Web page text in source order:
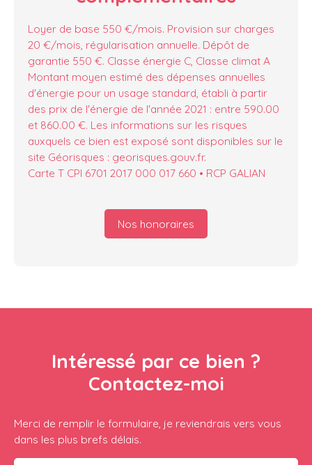
Loyer de base 550 €/mois. Provision sur charges
20 €/mois, régularisation annuelle. Dépôt de
garantie 550 €. Classe énergie C, Classe climat A
Montant moyen estimé des dépenses annuelles
d'énergie pour un usage standard, établi à partir
des prix de l'énergie de l'année 2021 : entre 590.00
et 860.00 €. Les informations sur les risques
auxquels ce bien est exposé sont disponibles sur le
site Géorisques : georisques.gouv.fr.
Carte T CPI 6701 2017 000 017 660 • RCP GALIAN
Nos honoraires
Intéressé par ce bien ?
Contactez-moi
Merci de remplir le formulaire, je reviendrais vers vous
dans les plus brefs délais.